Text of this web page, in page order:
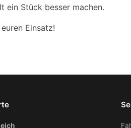
ein Stück besser machen.
Einsatz!